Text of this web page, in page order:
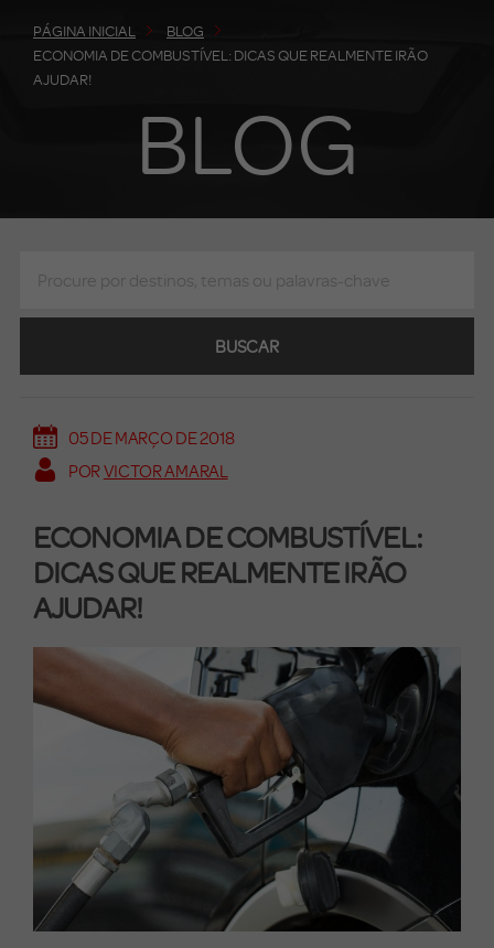
PÁGINA INICIAL
BLOG
ECONOMIA DE COMBUSTÍVEL: DICAS QUE REALMENTE IRÃO
AJUDAR!
BLOG
BUSCAR
05 DE MARÇO DE 2018
PORVICTOR AMARAL
ECONOMIA DE COMBUSTÍVEL:
DICAS QUE REALMENTE IRÃO
AJUDAR!